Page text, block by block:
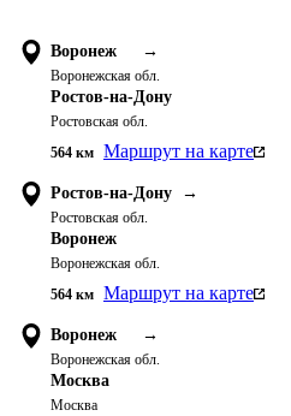
Воронеж →
Воронежская обл.
Ростов-на-Дону
Ростовская обл.
564 км Маршрут на карте
Ростов-на-Дону →
Ростовская обл.
Воронеж
Воронежская обл.
564 км Маршрут на карте
Воронеж →
Воронежская обл.
Москва
Москва